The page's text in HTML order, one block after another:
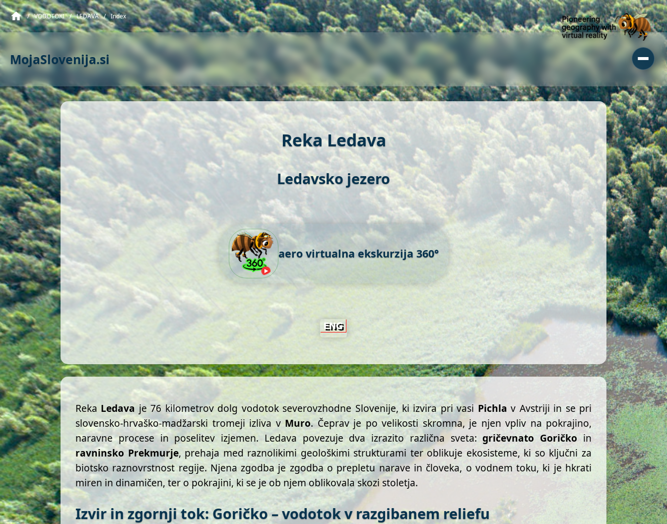
/ VODOTOKI / LEDAVA / Index
MojaSlovenija.si
Reka Ledava
Ledavsko jezero
aero virtualna ekskurzija 360°
Reka Ledava je 76 kilometrov dolg vodotok severovzhodne Slovenije, ki izvira pri vasi Pichla v Avstriji in se pri
slovensko‑hrvaško‑madžarski tromeji izliva v Muro. Čeprav je po velikosti skromna, je njen vpliv na pokrajino,
naravne procese in poselitev izjemen. Ledava povezuje dva izrazito različna sveta:gričevnato Goričko in
ravninsko Prekmurje, prehaja med raznolikimi geološkimi strukturami ter oblikuje ekosisteme, ki so ključni za
biotsko raznovrstnost regije. Njena zgodba je zgodba o prepletu narave in človeka, o vodnem toku, ki je hkrati
miren in dinamičen, ter o pokrajini, ki se je ob njem oblikovala skozi stoletja.
Izvir in zgornji tok: Goričko – vodotok v razgibanem reliefu